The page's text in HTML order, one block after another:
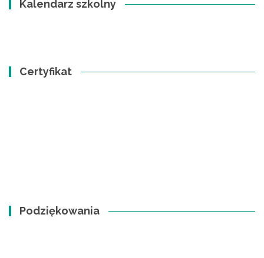
Kalendarz szkolny
Certyfikat
Podziękowania